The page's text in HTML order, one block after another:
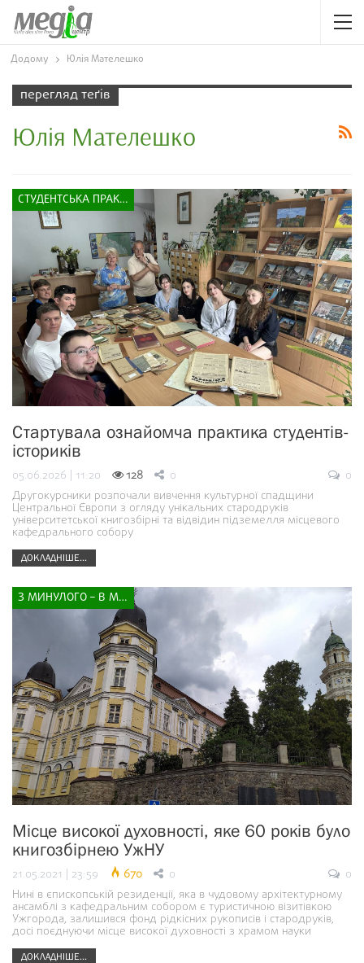
Додому Юлія Мателешко
перегляд теґів
Юлія Мателешко
СТУДЕНТСЬКА ПРАКТИКА
Стартувала ознайомча практика студентів-
істориків
05.06.2026 | 11:20 128 0
0
Другокурсники розпочали вивчення культурної спадщини
Центральної Європи з огляду унікальних стародруків
університетської книгозбірні та відвідин підземелля місцевого
кафедрального собору
ДОКЛАДНІШЕ...
З МИНУЛОГО – В МАЙБУТНЄ
Місце високої духовності, яке 60 років було
книгозбірнею УжНУ
21.05.2021 | 23:59 670 0
0
Нині в єпископській резиденції, яка в чудовому архітектурному
ансамблі з кафедральним собором є туристичною візитівкою
Ужгорода, залишився фонд рідкісних рукописів і стародруків,
досі поєднуючи місце високої духовності з храмом науки
ДОКЛАДНІШЕ...